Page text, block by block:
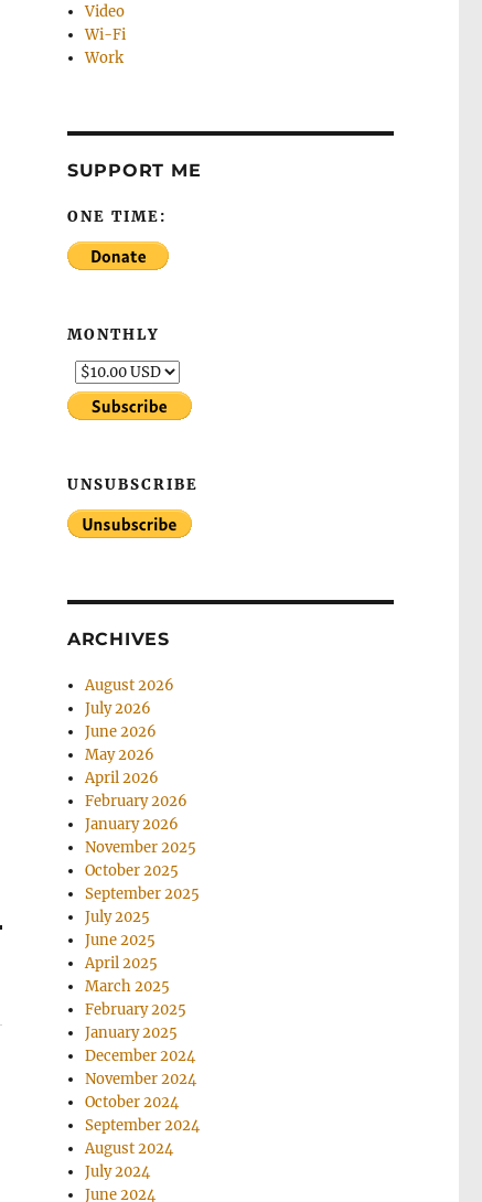
Video
Wi-Fi
Work
SUPPORT ME
ONE TIME:
MONTHLY
UNSUBSCRIBE
ARCHIVES
August 2026
July 2026
June 2026
May 2026
April 2026
February 2026
January 2026
November 2025
October 2025
September 2025
July 2025
June 2025
April 2025
March 2025
February 2025
January 2025
December 2024
November 2024
October 2024
September 2024
August 2024
July 2024
June 2024